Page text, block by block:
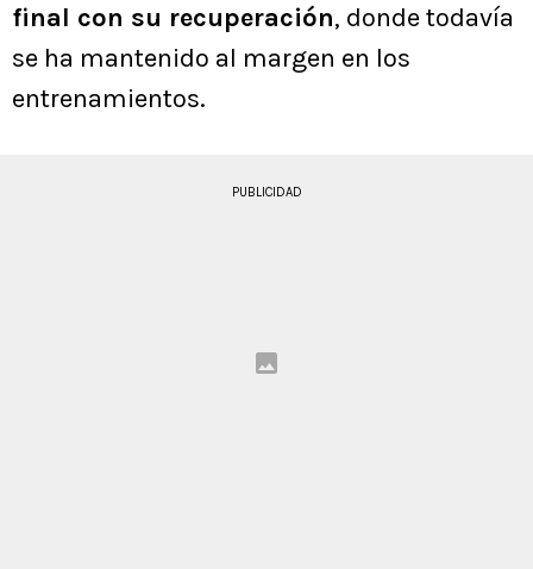
final con su recuperación, donde todavía
se ha mantenido al margen en los
entrenamientos.
PUBLICIDAD